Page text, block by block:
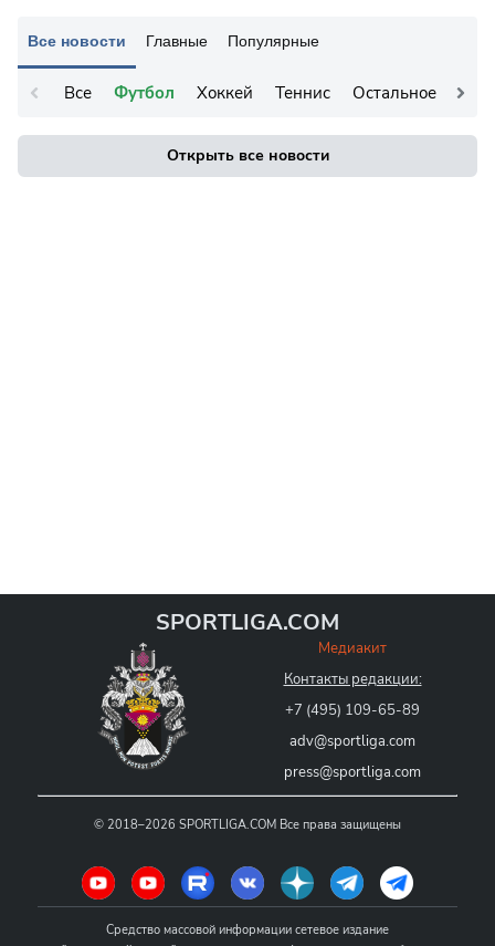
Все новости Главные Популярные
Все Футбол Хоккей Теннис Остальное
Открыть все новости
SPORTLIGA.COM
Медиакит
Контакты редакции:
+7 (495) 109-65-89
adv@sportliga.com
press@sportliga.com
© 2018–2026 SPORTLIGA.COM Все права защищены
Средство массовой информации сетевое издание